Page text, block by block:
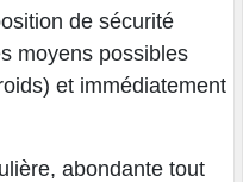
de sécurité
moyens possibles
et immédiatement
abondante tout